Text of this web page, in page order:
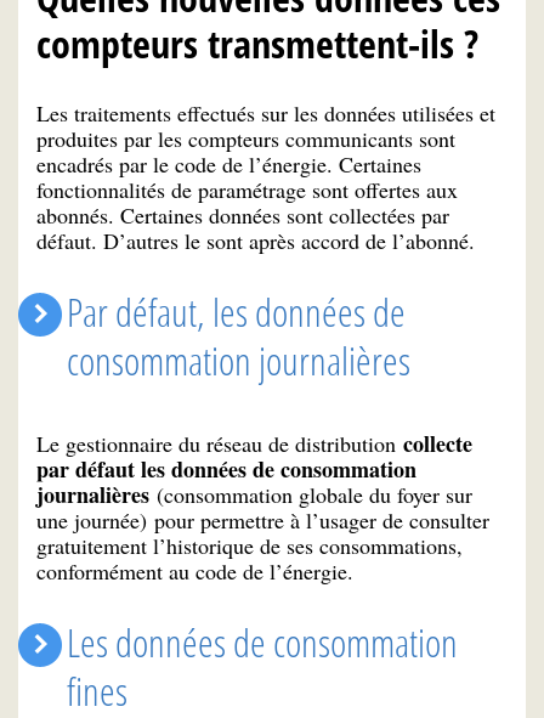
compteurs transmettent-ils ?
Les traitements effectués sur les données utilisées et
produites par les compteurs communicants sont
encadrés par le code de l’énergie. Certaines
fonctionnalités de paramétrage sont offertes aux
abonnés. Certaines données sont collectées par
défaut. D’autres le sont après accord de l’abonné.
Par défaut, les données de
consommation journalières
Le gestionnaire du réseau de distribution collecte
par défaut les données de consommation
journalières (consommation globale du foyer sur
une journée) pour permettre à l’usager de consulter
gratuitement l’historique de ses consommations,
conformément au code de l’énergie.
Les données de consommation
fines